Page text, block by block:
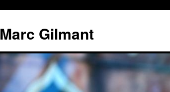
Marc Gilmant